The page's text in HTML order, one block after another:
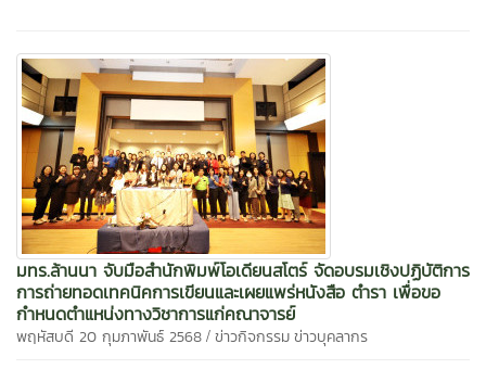
มทร.ล้านนา จับมือสำนักพิมพ์โอเดียนสโตร์ จัดอบรมเชิงปฏิบัติการ
การถ่ายทอดเทคนิคการเขียนและเผยแพร่หนังสือ ตำรา เพื่อขอ
กำหนดตำแหน่งทางวิชาการแก่คณาจารย์
พฤหัสบดี 20 กุมภาพันธ์ 2568 / ข่าวกิจกรรมข่าวบุคลากร